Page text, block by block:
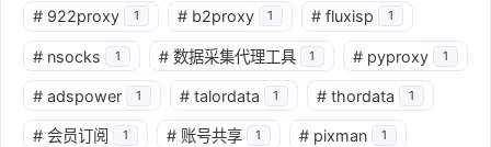
# 922proxy 1 # b2proxy 1 # fluxisp 1
# nsocks 1 # 数据采集代理工具 1 # pyproxy 1
# adspower 1 # talordata 1 # thordata 1
# 会员订阅 1 # 账号共享 1 # pixman 1